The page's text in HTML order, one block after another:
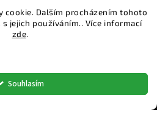
cookie. Dalším procházením tohoto
jejich používáním.. Více informací
zde.
Souhlasím
. Všechna práva vyhrazena.